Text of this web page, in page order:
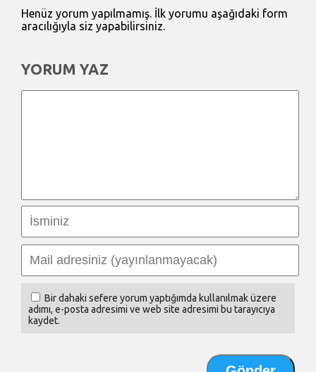
Henüz yorum yapılmamış. İlk yorumu aşağıdaki form
aracılığıyla siz yapabilirsiniz.
YORUM YAZ
Bir dahaki sefere yorum yaptığımda kullanılmak üzere
adımı, e-posta adresimi ve web site adresimi bu tarayıcıya
kaydet.